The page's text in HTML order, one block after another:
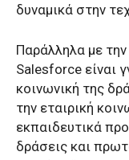
δυναμικά στην
Παράλληλα με
Salesforce είναι
κοινωνική της
την εταιρική
εκπαιδευτικά
δράσεις και